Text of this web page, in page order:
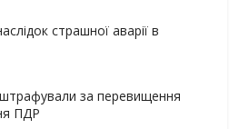
страшної аварії в
за перевищення
ПДР